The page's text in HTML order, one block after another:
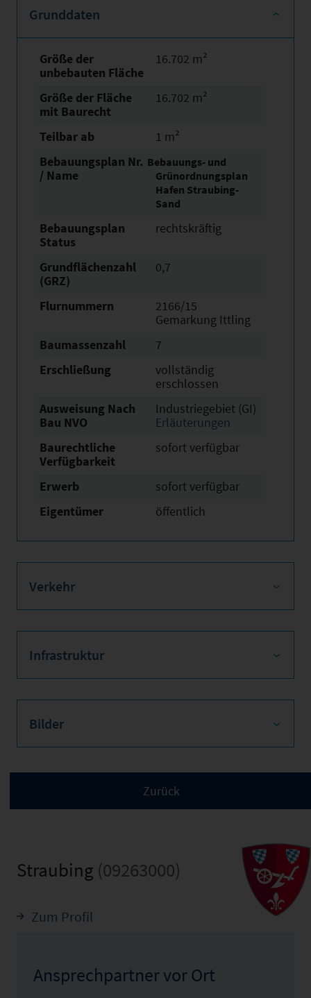
Grunddaten
Größe der
unbebauten Fläche
16.702 m²
Größe der Fläche
mit Baurecht
16.702 m²
Teilbar ab
1 m²
Bebauungsplan Nr.
/ Name
Bebauungs- und
Grünordnungsplan
Hafen Straubing-
Sand
Bebauungsplan
Status
rechtskräftig
Grundflächen­zahl
(GRZ)
0,7
Flurnummern
2166/15
Gemarkung Ittling
Baumassenzahl
7
Erschließung
vollständig
erschlossen
Ausweisung Nach
Bau NVO
Industriegebiet (GI)
Erläuterungen
Baurechtliche
Verfügbarkeit
sofort verfügbar
Erwerb
sofort verfügbar
Eigentümer
öffentlich
Verkehr
Infrastruktur
Bilder
Straubing (09263000)
Zum Profil
Ansprechpartner vor Ort